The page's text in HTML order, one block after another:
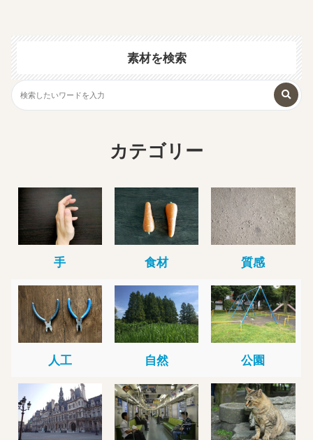
素材を検索
カテゴリー
手 食材 質感
人工 自然 公園